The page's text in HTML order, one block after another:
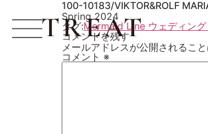
100-10183/VIKTOR&ROLF
Spring 2024
タグ:Mermaid Line ウェディング
コメントを残す
メールアドレスが公開されること
コメント ※